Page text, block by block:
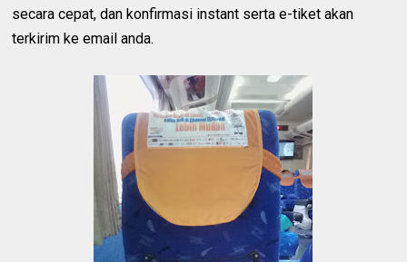
secara cepat, dan konfirmasi instant serta e-tiket akan
terkirim ke email anda.